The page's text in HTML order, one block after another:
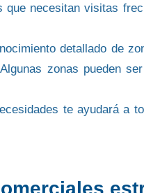
que necesitan visitas
detallado de
zonas pueden
te ayudará a